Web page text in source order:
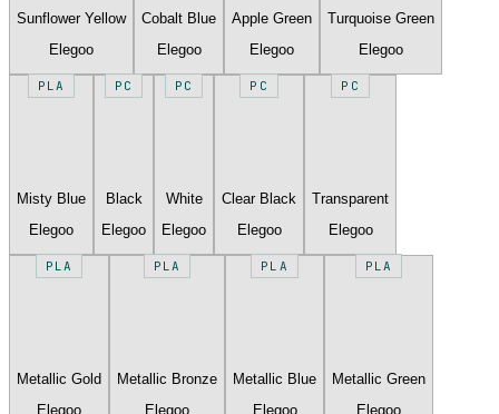
Sunflower Yellow
Elegoo
Cobalt Blue
Elegoo
Apple Green
Elegoo
Turquoise Green
Elegoo
PLA
Misty Blue
Elegoo
PC
Black
Elegoo
PC
White
Elegoo
PC
Clear Black
Elegoo
PC
Transparent
Elegoo
PLA
Metallic Gold
Elegoo
PLA
Metallic Bronze
Elegoo
PLA
Metallic Blue
Elegoo
PLA
Metallic Green
Elegoo